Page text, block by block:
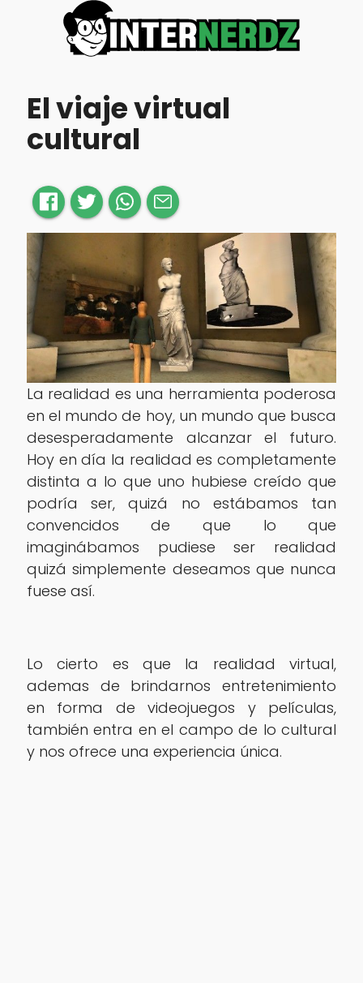
El viaje virtual
cultural
La realidad es una herramienta poderosa
en el mundo de hoy, un mundo que busca
desesperadamente alcanzar el futuro.
Hoy en día la realidad es completamente
distinta a lo que uno hubiese creído que
podría ser, quizá no estábamos tan
convencidos de que lo que
imaginábamos pudiese ser realidad
quizá simplemente deseamos que nunca
fuese así.
Lo cierto es que la realidad virtual,
ademas de brindarnos entretenimiento
en forma de videojuegos y películas,
también entra en el campo de lo cultural
y nos ofrece una experiencia única.